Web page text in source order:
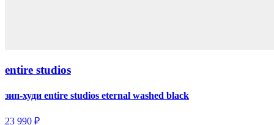
entire studios
зип-худи entire studios eternal washed black
23 990 ₽